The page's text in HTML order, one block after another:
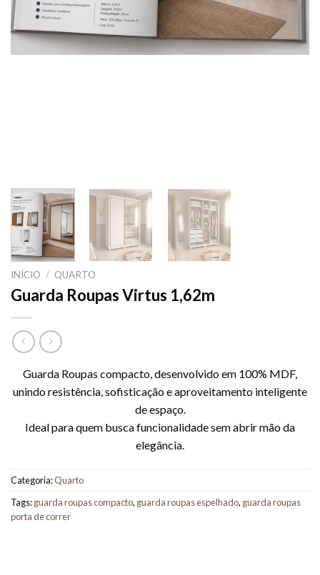
INÍCIO / QUARTO
Guarda Roupas Virtus 1,62m
Guarda Roupas compacto, desenvolvido em 100% MDF,
unindo resistência, sofisticação e aproveitamento inteligente
de espaço.
Ideal para quem busca funcionalidade sem abrir mão da
elegância.
Categoria:Quarto
Tags:guarda roupas compacto, guarda roupas espelhado, guarda roupas
porta de correr